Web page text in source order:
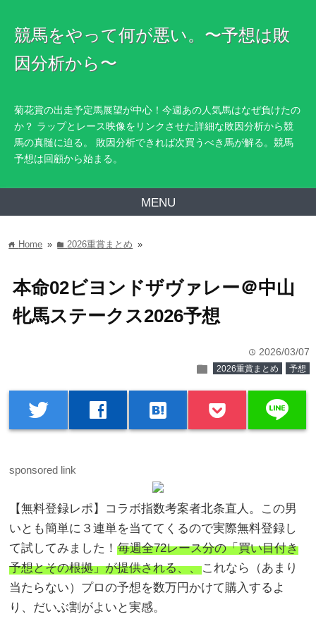
競馬をやって何が悪い。〜予想は敗
因分析から〜
菊花賞の出走予定馬展望が中心！今週あの人気馬はなぜ負けたの
か？ ラップとレース映像をリンクさせた詳細な敗因分析から競
馬の真髄に迫る。 敗因分析できれば次買うべき馬が解る。競馬
予想は回顧から始まる。
MENU
home Home » folder2026重賞まとめ »
本命02ビヨンドザヴァレー＠中山
牝馬ステークス2026予想
time 2026/03/07
folder 2026重賞まとめ 予想
twitter facebook hatenabookmark line
sponsored link
【無料登録レポ】コラボ指数考案者北条直人。この男
いとも簡単に３連単を当ててくるので実際無料登録し
て試してみました！毎週全72レース分の「買い目付き
予想とその根拠」が提供される、、これなら（あまり
当たらない）プロの予想を数万円かけて購入するよ
り、だいぶ割がよいと実感。